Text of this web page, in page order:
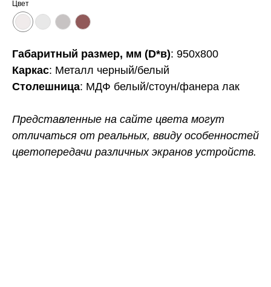
Цвет
Габаритный размер, мм (D*в): 950х800
Каркас: Металл черный/белый
Столешница: МДФ белый/стоун/фанера лак
Представленные на сайте цвета могут
отличаться от реальных, ввиду особенностей
цветопередачи различных экранов устройств.